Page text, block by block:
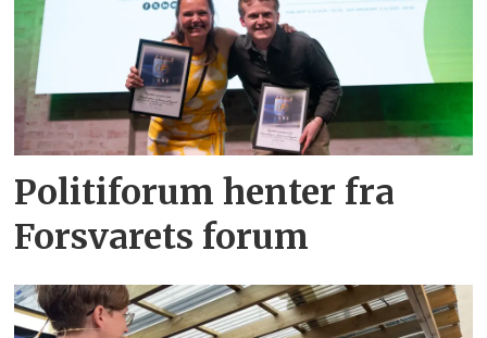
Politiforum henter fra
Forsvarets forum